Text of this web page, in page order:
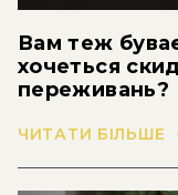
Вам теж
хочеться
переживань?
ЧИТАТИ БІЛЬШЕ